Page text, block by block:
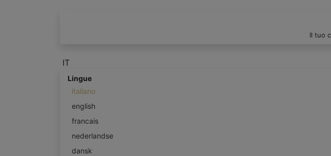
Il tuo
IT
Lingue
italiano
english
francais
nederlandse
dansk